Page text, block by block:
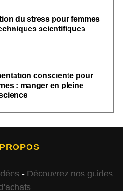
du stress pour femmes
scientifiques
consciente pour
: manger en pleine
- Découvrez nos guides
d'achats